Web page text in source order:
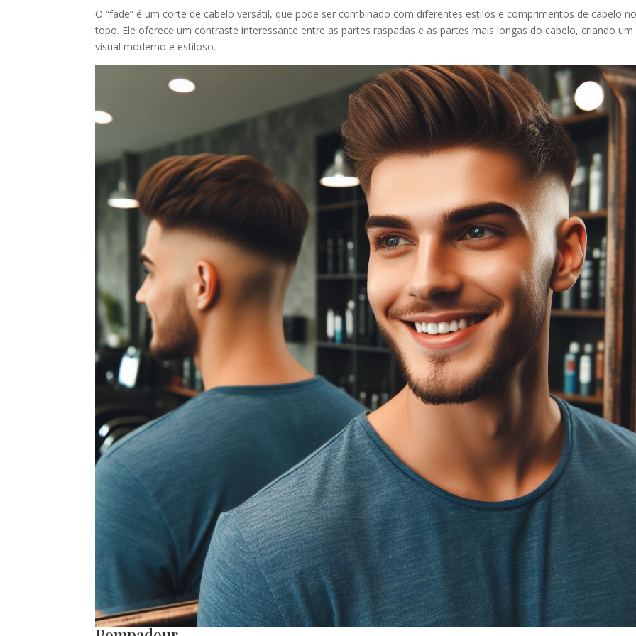
O “fade” é um corte de cabelo versátil, que pode ser combinado com diferentes estilos e comprimentos de cabelo
topo. Ele oferece um contraste interessante entre as partes raspadas e as partes mais longas do cabelo, criando um
visual moderno e estiloso.